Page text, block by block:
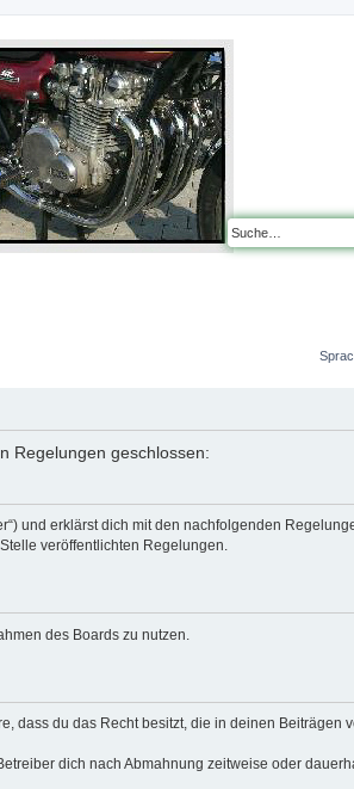
Regelungen geschlossen:
und erklärst dich mit den nachfolgenden
veröffentlichten Regelungen.
des Boards zu nutzen.
dass du das Recht besitzt, die in deinen Beiträgen
dich nach Abmahnung zeitweise oder